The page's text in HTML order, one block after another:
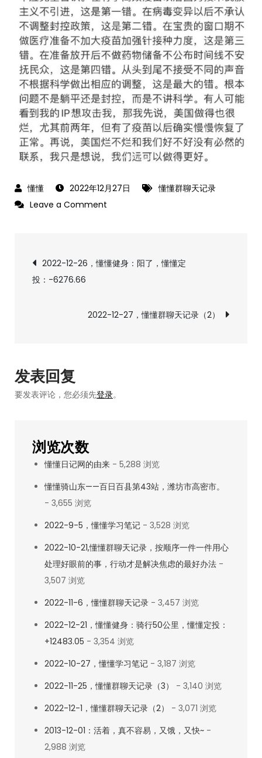
2022年12月27日
懂懂群聊天记录
Leave a Comment
懂
聊
文
章
2022-12-26，懂懂健身：阳了，懂懂定
投：-6276.66
2022-12-27，懂懂群聊天记录（2）
发表回复
要发表评论，您必须先登录。
浏览次数
懂懂日记网的由来 - 5,288 浏览
懂懂骑山东——百日百县第43站，潍坊市高密市。
- 3,655 浏览
2022-9-5，懂懂学习笔记 - 3,528 浏览
2022-10-21,懂懂群聊天记录，按顺序一件一件用心
处理好眼前的事，行动才是解决焦虑的最好办法 -
3,507 浏览
2022-11-6，懂懂群聊天记录 - 3,457 浏览
2022-12-21，懂懂健身：骑行50公里，懂懂定投：
+12483.05 - 3,354 浏览
2022-10-27，懂懂学习笔记 - 3,187 浏览
2022-11-25，懂懂群聊天记录（3）
- 3,140 浏览
2022-12-1，懂懂群聊天记录（2）
- 3,071 浏览
2013-12-01：活着，真不容易，又饿，又快~ -
2,988 浏览